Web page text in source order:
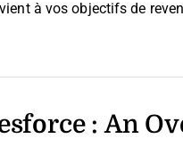
à vos objectifs de
: An